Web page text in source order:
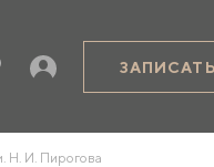
Н. И. Пирогова